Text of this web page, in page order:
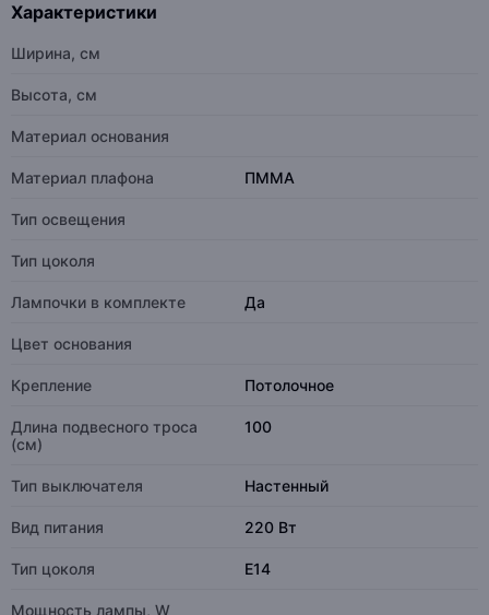
Характеристики
Ширина, см
Высота, см
Материал основания
Материал плафона ПММА
Тип освещения
Тип цоколя
Лампочки в комплекте Да
Цвет основания
Крепление Потолочное
Длина подвесного троса
(см)
100
Тип выключателя Настенный
Вид питания 220 Вт
Тип цоколя E14
Мощность лампы, W